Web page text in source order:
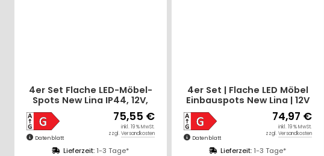
4er Set Flache LED-Möbel-
Spots New Lina IP44, 12V,
2,2W, inklusive Plug & Play
Trafo. Weiß
Lieferzeit:1-3 Tage*
Datenblatt
75,55 €
inkl. 19 % MwSt.
zzgl. Versandkosten
4er Set | Flache LED Möbel
Einbauspots New Lina | 12V
| 2W | LED Trafo | 230V
Lieferzeit:1-3 Tage*
Datenblatt
74,97 €
inkl. 19 % MwSt.
zzgl. Versandkosten